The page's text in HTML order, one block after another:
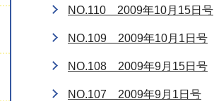
NO.110 2009年10月15日号
NO.109 2009年10月1日号
NO.108 2009年9月15日号
NO.107 2009年9月1日号